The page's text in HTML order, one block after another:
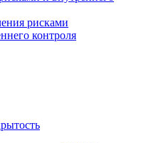
рисками
контроля